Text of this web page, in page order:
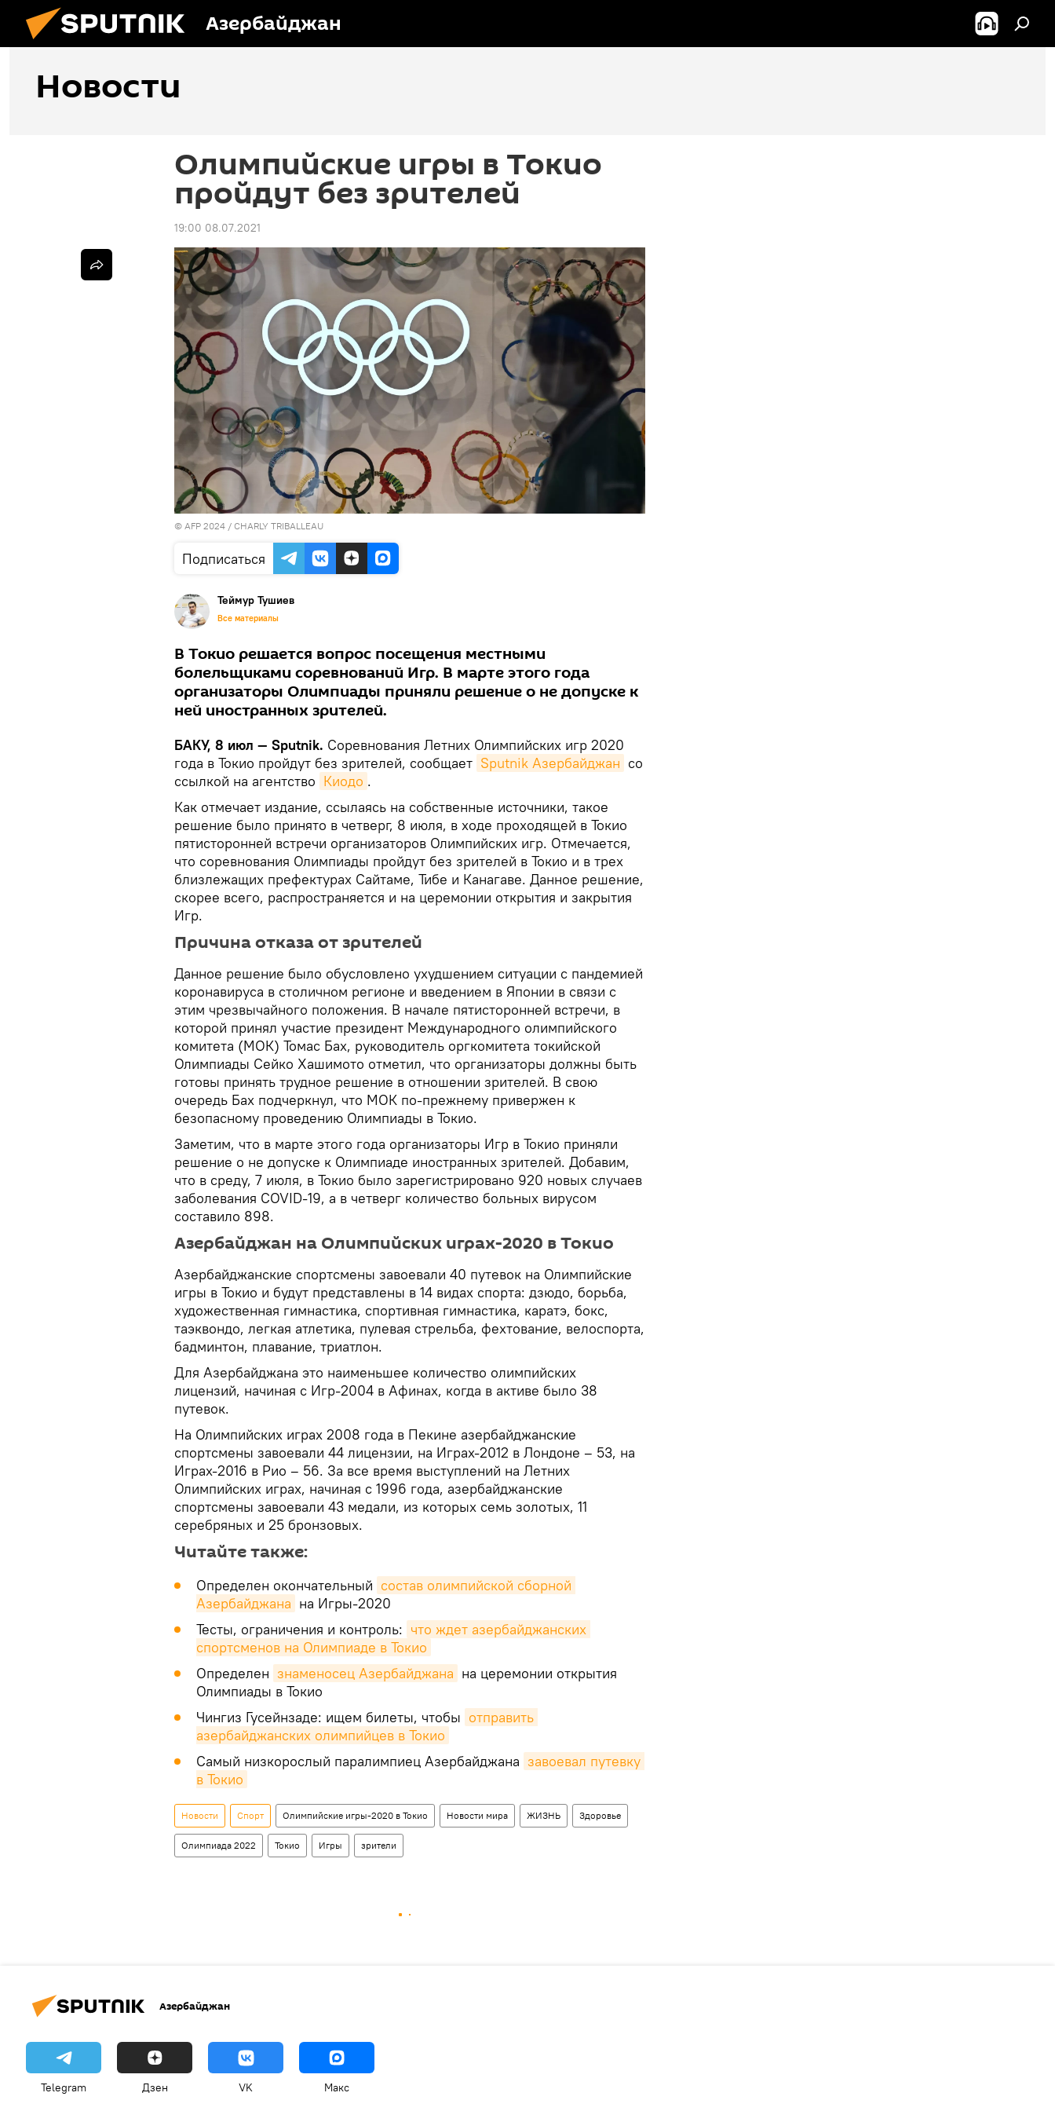
Азербайджан
Новости
Олимпийские игры в Токио
пройдут без зрителей
19:00 08.07.2021
© AFP 2024 / CHARLY TRIBALLEAU
Подписаться
Теймур Тушиев
Все материалы
В Токио решается вопрос посещения местными
болельщиками соревнований Игр. В марте этого года
организаторы Олимпиады приняли решение о не допуске к
ней иностранных зрителей.
БАКУ, 8 июл — Sputnik. Соревнования Летних Олимпийских игр 2020
года в Токио пройдут без зрителей, сообщает Sputnik Азербайджан со
ссылкой на агентство Киодо .
Как отмечает издание, ссылаясь на собственные источники, такое
решение было принято в четверг, 8 июля, в ходе проходящей в Токио
пятисторонней встречи организаторов Олимпийских игр. Отмечается,
что соревнования Олимпиады пройдут без зрителей в Токио и в трех
близлежащих префектурах Сайтаме, Тибе и Канагаве. Данное решение,
скорее всего, распространяется и на церемонии открытия и закрытия
Игр.
Причина отказа от зрителей
Данное решение было обусловлено ухудшением ситуации с пандемией
коронавируса в столичном регионе и введением в Японии в связи с
этим чрезвычайного положения. В начале пятисторонней встречи, в
которой принял участие президент Международного олимпийского
комитета (МОК) Томас Бах, руководитель оргкомитета токийской
Олимпиады Сейко Хашимото отметил, что организаторы должны быть
готовы принять трудное решение в отношении зрителей. В свою
очередь Бах подчеркнул, что МОК по-прежнему привержен к
безопасному проведению Олимпиады в Токио.
Заметим, что в марте этого года организаторы Игр в Токио приняли
решение о не допуске к Олимпиаде иностранных зрителей. Добавим,
что в среду, 7 июля, в Токио было зарегистрировано 920 новых случаев
заболевания COVID-19, а в четверг количество больных вирусом
составило 898.
Азербайджан на Олимпийских играх-2020 в Токио
Азербайджанские спортсмены завоевали 40 путевок на Олимпийские
игры в Токио и будут представлены в 14 видах спорта: дзюдо, борьба,
художественная гимнастика, спортивная гимнастика, каратэ, бокс,
таэквондо, легкая атлетика, пулевая стрельба, фехтование, велоспорта,
бадминтон, плавание, триатлон.
Для Азербайджана это наименьшее количество олимпийских
лицензий, начиная с Игр-2004 в Афинах, когда в активе было 38
путевок.
На Олимпийских играх 2008 года в Пекине азербайджанские
спортсмены завоевали 44 лицензии, на Играх-2012 в Лондоне – 53, на
Играх-2016 в Рио – 56. За все время выступлений на Летних
Олимпийских играх, начиная с 1996 года, азербайджанские
спортсмены завоевали 43 медали, из которых семь золотых, 11
серебряных и 25 бронзовых.
Читайте также:
Определен окончательный состав олимпийской сборной
Азербайджана на Игры-2020
Тесты, ограничения и контроль: что ждет азербайджанских
спортсменов на Олимпиаде в Токио
Определен знаменосец Азербайджана на церемонии открытия
Олимпиады в Токио
Чингиз Гусейнзаде: ищем билеты, чтобы отправить
азербайджанских олимпийцев в Токио
Самый низкорослый паралимпиец Азербайджана завоевал путевку
в Токио
Новости Спорт Олимпийские игры-2020 в Токио Новости мира ЖИЗНЬ Здоровье
Олимпиада 2022 Токио Игры зрители
Азербайджан
Telegram Дзен VK Макс